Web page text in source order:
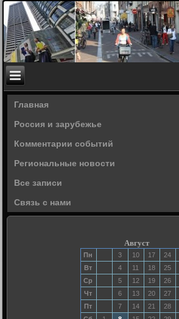
Главная
Россия и зарубежье
Комментарии событий
Региональные новости
Все записи
Связь с нами
Август
Пн 3 10 17 24
Вт
4 11 18
25
Ср
5 12 19
26
Чт
6 13 20
27
Пт
7 14 21
28